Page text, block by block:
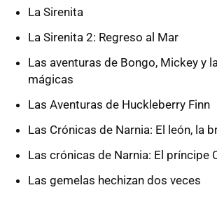
La Sirenita
La Sirenita 2: Regreso al Mar
Las aventuras de Bongo, Mickey y
mágicas
Las Aventuras de Huckleberry Finn
Las Crónicas de Narnia: El león, la
Las crónicas de Narnia: El príncipe
Las gemelas hechizan dos veces